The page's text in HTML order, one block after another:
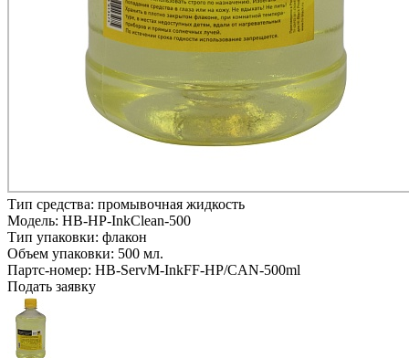
Тип средства: промывочная жидкость
Модель: HB-HP-InkClean-500
Тип упаковки: флакон
Объем упаковки: 500 мл.
Партс-номер: HB-ServM-InkFF-HP/CAN-500ml
Подать заявку